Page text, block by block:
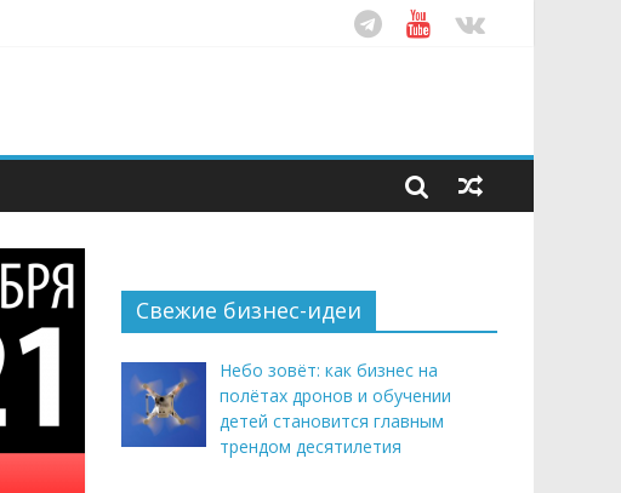
Свежие бизнес-идеи
Небо зовёт: как бизнес на
полётах дронов и обучении
детей становится главным
трендом десятилетия